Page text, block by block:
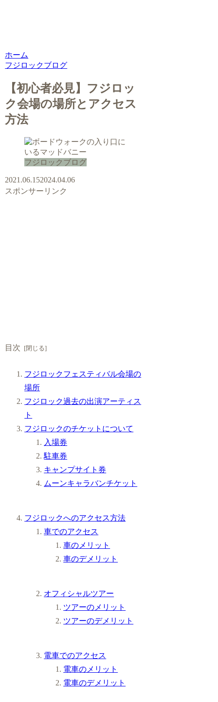
ホーム
フジロックブログ
【初心者必見】フジロッ
ク会場の場所とアクセス
方法
フジロックブログ
2021.06.152024.04.06
スポンサーリンク
目次
フジロックフェスティバル会場の
場所
フジロック過去の出演アーティス
ト
フジロックのチケットについて
入場券
駐車券
キャンプサイト券
ムーンキャラバンチケット
フジロックへのアクセス方法
車でのアクセス
車のメリット
車のデメリット
オフィシャルツアー
ツアーのメリット
ツアーのデメリット
電車でのアクセス
電車のメリット
電車のデメリット